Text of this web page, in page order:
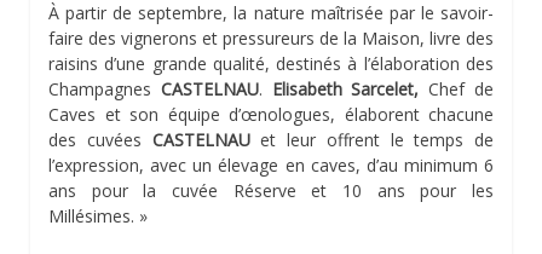
À partir de septembre, la nature maîtrisée par le savoir-
faire des vignerons et pressureurs de la Maison, livre des
raisins d’une grande qualité, destinés à l’élaboration des
Champagnes CASTELNAU. Elisabeth Sarcelet, Chef de
Caves et son équipe d’œnologues, élaborent chacune
des cuvées CASTELNAUet leur offrent le temps de
l’expression, avec un élevage en caves, d’au minimum 6
ans pour la cuvée Réserve et 10 ans pour les
Millésimes. »